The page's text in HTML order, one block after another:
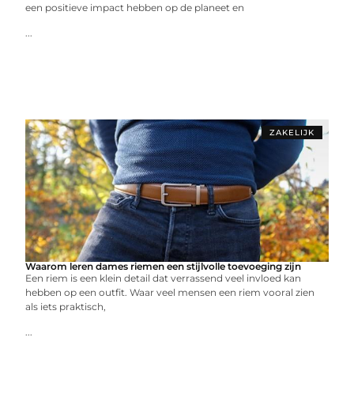
een positieve impact hebben op de planeet en
...
ZAKELIJK
Waarom leren dames riemen een stijlvolle toevoeging zijn
Een riem is een klein detail dat verrassend veel invloed kan
hebben op een outfit. Waar veel mensen een riem vooral zien
als iets praktisch,
...